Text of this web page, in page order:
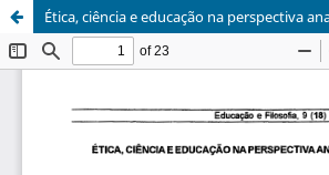
Ética, ciência e educação na perspectiva